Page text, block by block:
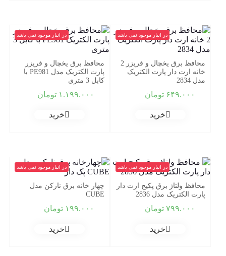
در انبار موجود نمی باشد
محافظ برق یخچال و فریزر 2
خانه ارت دار پارت الکتریک
مدل 2834
۶۴۹.۰۰۰ تومان
خرید
در انبار موجود نمی باشد
محافظ برق یخچال و فریزر
پارت الکتریک مدل PE981 با
کابل 3 متری
۱.۱۹۹.۰۰۰ تومان
خرید
در انبار موجود نمی باشد
محافظ ولتاژ برق پکیج ارت دار
پارت الکتریک مدل 2836
۷۹۹.۰۰۰ تومان
خرید
در انبار موجود نمی باشد
چهار خانه برق نارکن مدل
CUBE
۱۹۹.۰۰۰ تومان
خرید